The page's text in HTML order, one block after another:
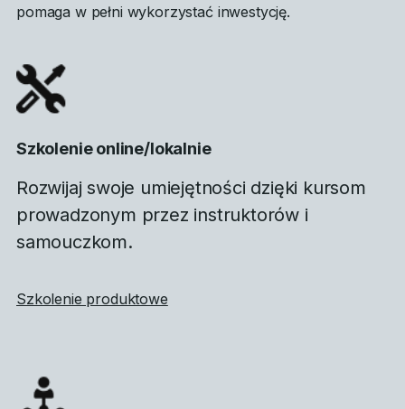
pomaga w pełni wykorzystać inwestycję.
Szkolenie online/lokalnie
Rozwijaj swoje umiejętności dzięki kursom
prowadzonym przez instruktorów i
samouczkom.
Szkolenie produktowe